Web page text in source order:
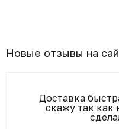
Новые отзывы на
Доставка
скажу так как